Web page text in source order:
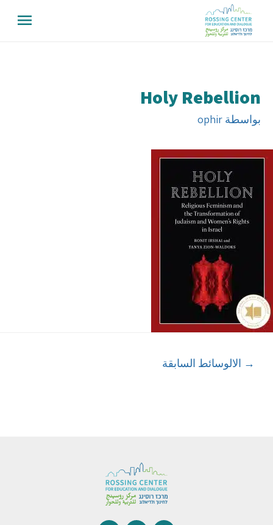
Holy Rebellion
بواسطة ophir
→ الالوسائط السابقة